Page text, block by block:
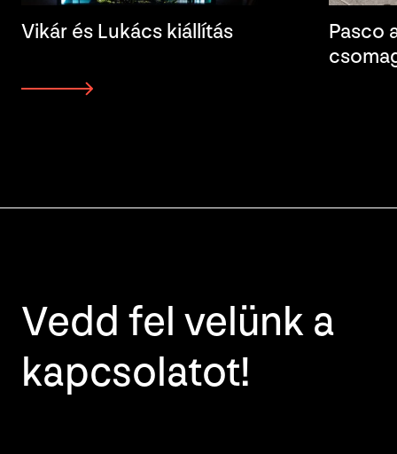
Vikár és Lukács kiállítás
Pasco
Vedd fel velünk a
kapcsolatot!